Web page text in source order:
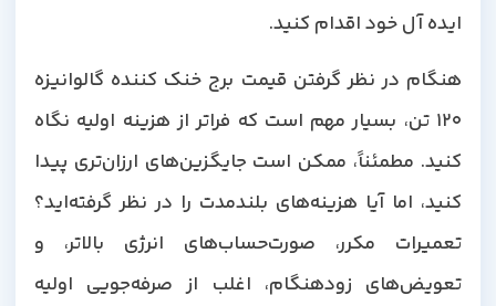
ایده آل خود اقدام کنید.
هنگام در نظر گرفتن قیمت برج خنک کننده گالوانیزه
120 تن، بسیار مهم است که فراتر از هزینه اولیه نگاه
کنید. مطمئناً، ممکن است جایگزین‌های ارزان‌تری پیدا
کنید، اما آیا هزینه‌های بلندمدت را در نظر گرفته‌اید؟
تعمیرات مکرر، صورت‌حساب‌های انرژی بالاتر، و
تعویض‌های زودهنگام، اغلب از صرفه‌جویی اولیه